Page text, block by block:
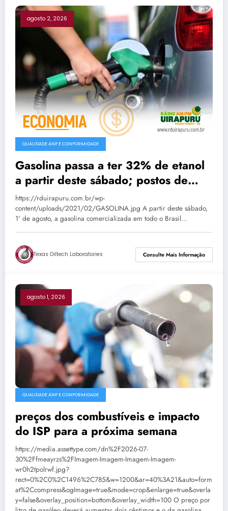
agosto 2, 2026
QUALIDADE ANP E CONFORMIDADE
Gasolina passa a ter 32% de etanol
a partir deste sábado; postos de
Passo Fundo já aguardam nova
composição
https://rduirapuru.com.br/wp-
content/uploads/2021/02/GASOLINA.jpg A partir deste sábado,
1º de agosto, a gasolina comercializada em todo o Brasil…
Texas Oiltech Laboratories Consulte Mais Informação
agosto 1, 2026
QUALIDADE ANP E CONFORMIDADE
preços dos combustíveis e impacto
do ISP para a próxima semana
https://media.assettype.com/dn%2F2026-07-
30%2Ffmeayrzs%2FImagem-Imagem-Imagem-Imagem-
wr0h2tpolrwf.jpg?
rect=0%2C0%2C1496%2C785&w=1200&ar=40%3A21&auto=form
at%2Ccompress&ogImage=true&mode=crop&enlarge=true&overla
y=false&overlay_position=bottom&overlay_width=100 O preço por